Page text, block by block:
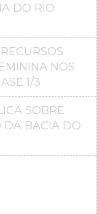
DO RIO
NOS
1/3
SOBRE
DA BACIA DO